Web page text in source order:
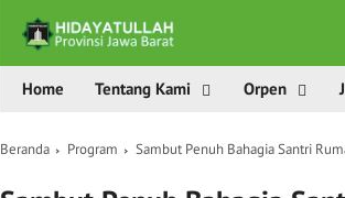
Home Tentang Kami Orpen
Beranda Program Sambut Penuh Bahagia Santri